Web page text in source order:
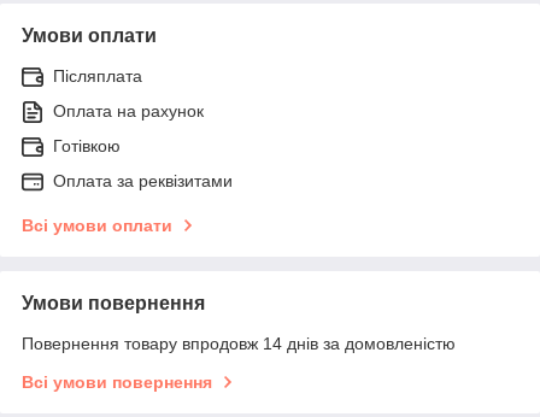
Умови оплати
Післяплата
Оплата на рахунок
Готівкою
Оплата за реквізитами
Всі умови оплати
Умови повернення
Повернення товару впродовж 14 днів за домовленістю
Всі умови повернення